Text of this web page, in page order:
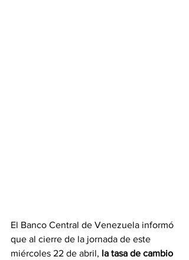
El Banco Central de Venezuela informó
que al cierre de la jornada de este
miércoles 22 de abril, la tasa de cambio